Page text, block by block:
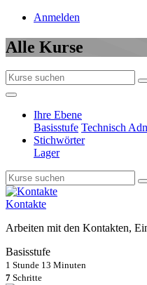
Anmelden
Alle Kurse
Ihre Ebene
Basisstufe Technisch
Stichwörter
Lager
Kontakte
Arbeiten mit den Kontakten,
Basisstufe
1 Stunde 13 Minuten
7 Schritte